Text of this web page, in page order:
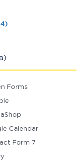
Forms
Calendar
Form 7